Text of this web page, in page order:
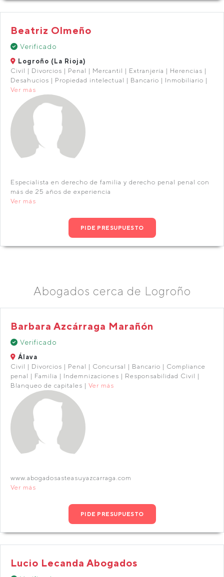
Beatriz Olmeño
Verificado
Logroño (La Rioja)
Civil | Divorcios | Penal | Mercantil | Extranjería | Herencias |
Desahucios | Propiedad intelectual | Bancario | Inmobiliario |
Ver más
Especialista en derecho de familia y derecho penal penal con
más de 25 años de experiencia
Ver más
PIDE PRESUPUESTO
Abogados cerca de Logroño
Barbara Azcárraga Marañón
Verificado
Álava
Civil | Divorcios | Penal | Concursal | Bancario | Compliance
penal | Familia | Indemnizaciones | Responsabilidad Civil |
Blanqueo de capitales | Ver más
www.abogadosasteasuyazcarraga.com
Ver más
PIDE PRESUPUESTO
Lucio Lecanda Abogados